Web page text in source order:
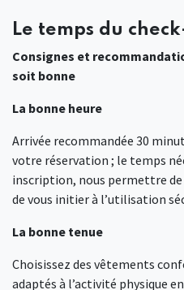
Le temps du
Consignes et
soit bonne
La bonne heure
Arrivée recommandée 30
votre réservation ; le temps
inscription, nous permettre
de vous initier à l’utilisation
La bonne tenue
Choisissez des vêtements
adaptés à l’activité physique